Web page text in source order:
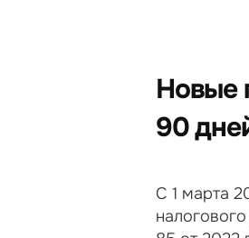
Новые
90
С 1 марта